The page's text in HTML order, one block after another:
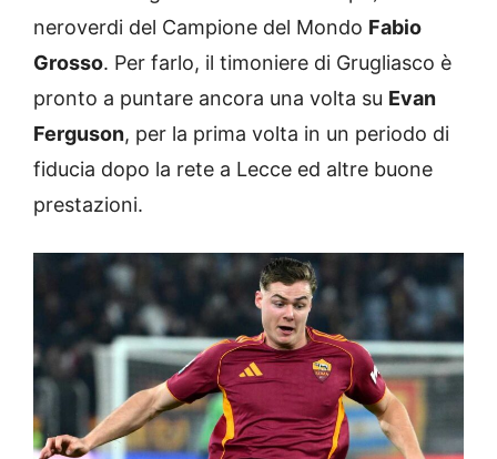
neroverdi del Campione del Mondo Fabio
Grosso. Per farlo, il timoniere di Grugliasco è
pronto a puntare ancora una volta su Evan
Ferguson, per la prima volta in un periodo di
fiducia dopo la rete a Lecce ed altre buone
prestazioni.